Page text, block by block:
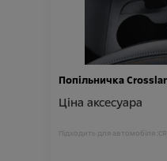
Попільничка
Ціна аксесуара
Підходить для автомобіля :